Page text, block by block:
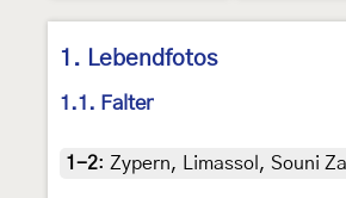
1. Lebendfotos
1.1. Falter
1-2: Zypern, Limassol, Souni